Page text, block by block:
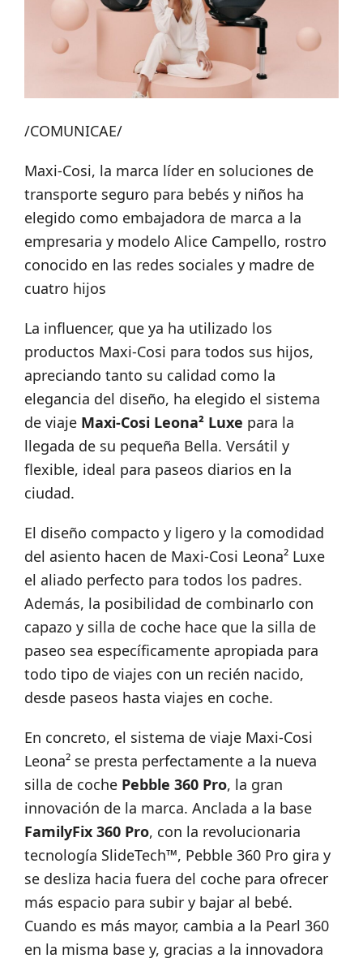
/COMUNICAE/
Maxi-Cosi, la marca líder en soluciones de
transporte seguro para bebés y niños ha
elegido como embajadora de marca a la
empresaria y modelo Alice Campello, rostro
conocido en las redes sociales y madre de
cuatro hijos
La influencer, que ya ha utilizado los
productos Maxi-Cosi para todos sus hijos,
apreciando tanto su calidad como la
elegancia del diseño, ha elegido el sistema
de viaje Maxi-Cosi Leona² Luxe para la
llegada de su pequeña Bella. Versátil y
flexible, ideal para paseos diarios en la
ciudad.
El diseño compacto y ligero y la comodidad
del asiento hacen de Maxi-Cosi Leona² Luxe
el aliado perfecto para todos los padres.
Además, la posibilidad de combinarlo con
capazo y silla de coche hace que la silla de
paseo sea específicamente apropiada para
todo tipo de viajes con un recién nacido,
desde paseos hasta viajes en coche.
En concreto, el sistema de viaje Maxi-Cosi
Leona² se presta perfectamente a la nueva
silla de coche Pebble 360 ​​Pro, la gran
innovación de la marca. Anclada a la base
FamilyFix 360 Pro, con la revolucionaria
tecnología SlideTech™, Pebble 360 ​​Pro gira y
se desliza hacia fuera del coche para ofrecer
más espacio para subir y bajar al bebé.
Cuando es más mayor, cambia a la Pearl 360
en la misma base y, gracias a la innovadora